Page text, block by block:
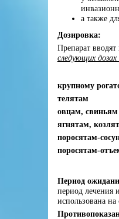
а также
Дозировка:
Препарат
следующих
крупному
телятам
овцам, свиньям
ягнятам,
поросятам-
поросятам-
Период
период лечения
использована